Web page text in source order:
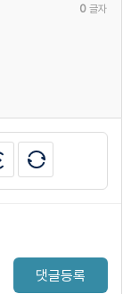
0 글자
댓글등록